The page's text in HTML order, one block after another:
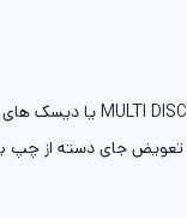
جای دسته از